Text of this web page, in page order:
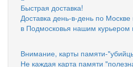
Быстрая доставка!
Доставка день-в-день по
в Подмосковья нашим курьером
Внимание, карты памяти-
Не каждая карта памяти